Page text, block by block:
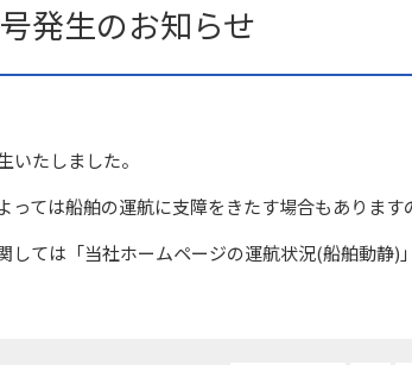
発生のお知らせ
いたしました。
っては船舶の運航に支障をきたす場合もあります
しては「当社ホームページの運航状況(船舶動静